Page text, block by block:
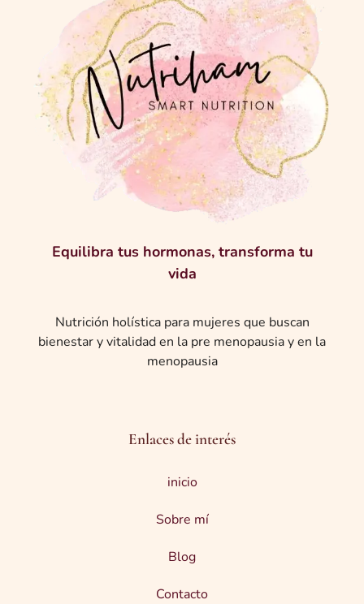
Equilibra tus hormonas, transforma tu
vida
Nutrición holística para mujeres que buscan
bienestar y vitalidad en la pre menopausia y en la
menopausia
Enlaces de interés
inicio
Sobre mí
Blog
Contacto